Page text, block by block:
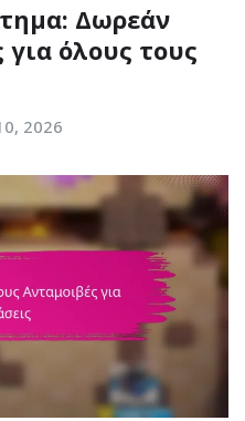
Δωρεάν
για όλους τους
2026